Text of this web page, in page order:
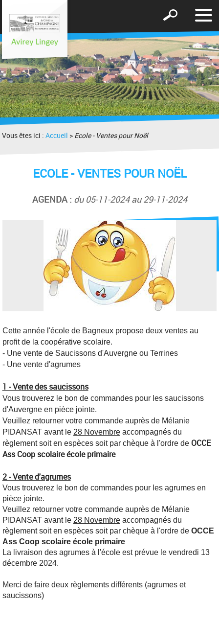
le
Afficher
formulaire
de
recherche
Vous êtes ici :Accueil > Ecole - Ventes pour Noël
ECOLE - VENTES POUR NOËL
AGENDA : du 05-11-2024 au 29-11-2024
Cette année l'école de Bagneux propose deux ventes au
profit de la coopérative scolaire.
- Une vente de Saucissons d'Auvergne ou Terrines
- Une vente d'agrumes
1 - Vente des saucissons
Vous trouverez le bon de commandes pour les saucissons
d'Auvergne en pièce jointe.
Veuillez retourner votre commande auprès de Mélanie
PIDANSAT avant le 28 Novembreaccompagnés du
règlement soit en espèces soit par chèque à l'ordre de OCCE
Ass Coop scolaire école primaire
2 - Vente d'agrumes
Vous trouverez le bon de commandes pour les agrumes en
pièce jointe.
Veuillez retourner votre commande auprès de Mélanie
PIDANSAT avant le 28 Novembreaccompagnés du
règlement soit en espèces soit par chèque à l'ordre de OCCE
Ass Coop scolaire école primaire
La livraison des agrumes à l'école est prévue le vendredi 13
décembre 2024.
Merci de faire deux règlements différents (agrumes et
saucissons)